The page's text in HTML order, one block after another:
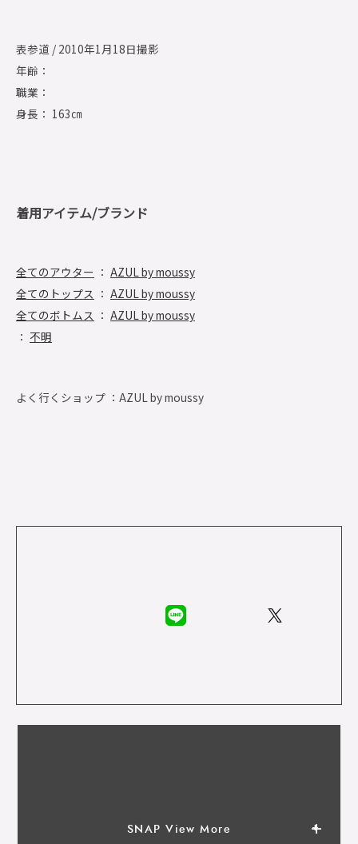
表参道 / 2010年1月18日撮影
年齢：
職業：
身長： 163㎝
着用アイテム/ブランド
全てのアウター ： AZUL by moussy
全てのトップス ： AZUL by moussy
全てのボトムス ： AZUL by moussy
： 不明
よく行くショップ ： AZUL by moussy
SNAP View More